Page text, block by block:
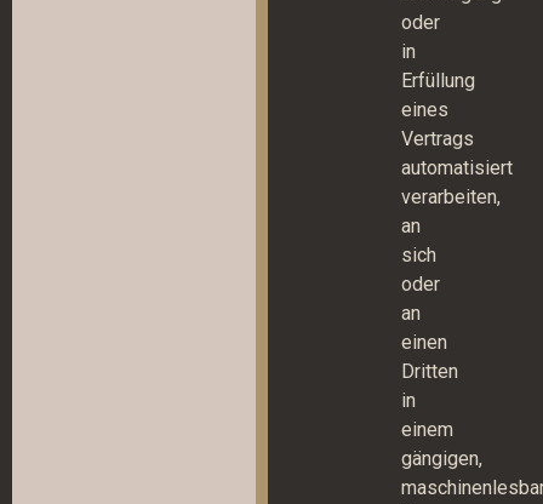
oder
in
Erfüllung
eines
Vertrags
automatisiert
verarbeiten,
an
sich
oder
an
einen
Dritten
in
einem
gängigen,